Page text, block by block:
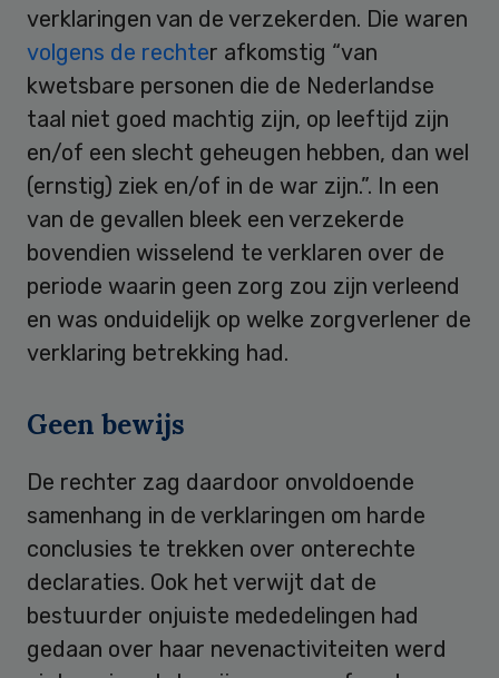
verklaringen van de verzekerden. Die waren
volgens de rechter afkomstig “van
kwetsbare personen die de Nederlandse
taal niet goed machtig zijn, op leeftijd zijn
en/of een slecht geheugen hebben, dan wel
(ernstig) ziek en/of in de war zijn.”. In een
van de gevallen bleek een verzekerde
bovendien wisselend te verklaren over de
periode waarin geen zorg zou zijn verleend
en was onduidelijk op welke zorgverlener de
verklaring betrekking had.
Geen bewijs
De rechter zag daardoor onvoldoende
samenhang in de verklaringen om harde
conclusies te trekken over onterechte
declaraties. Ook het verwijt dat de
bestuurder onjuiste mededelingen had
gedaan over haar nevenactiviteiten werd